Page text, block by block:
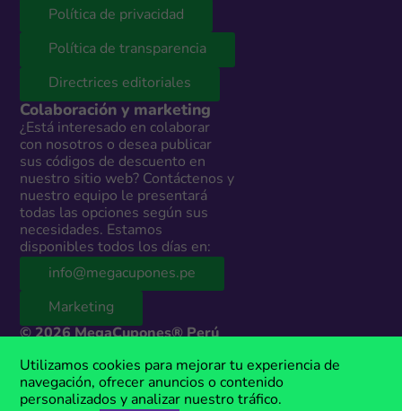
Política de privacidad
Política de transparencia
Directrices editoriales
Colaboración y marketing
¿Está interesado en colaborar
con nosotros o desea publicar
sus códigos de descuento en
nuestro sitio web? Contáctenos y
nuestro equipo le presentará
todas las opciones según sus
necesidades. Estamos
disponibles todos los días en:
info@megacupones.pe
Marketing
© 2026 MegaCupones® Perú
Este sitio web contiene enlaces de afiliados a productos y servicios de
terceros. Si realizas una compra a través de estos enlaces, podemos
recibir una comisión sin costo adicional para ti. MegaCupones® es una
marca registrada, propiedad de Anima Media.
Utilizamos cookies para mejorar tu experiencia de
navegación, ofrecer anuncios o contenido
personalizados y analizar nuestro tráfico.